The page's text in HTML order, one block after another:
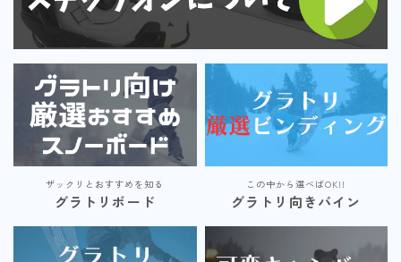
ザックリとおすすめを知る
グラトリボード
この中から選べばOK!!
グラトリ向きバイン